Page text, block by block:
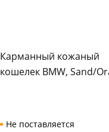
Карманный кожаный
кошелек BMW, Sand/
Не поставляется